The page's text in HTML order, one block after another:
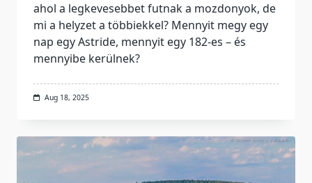
ahol a legkevesebbet futnak a mozdonyok, de
mi a helyzet a többiekkel? Mennyit megy egy
nap egy Astride, mennyit egy 182-es – és
mennyibe kerülnek?
Aug 18, 2025